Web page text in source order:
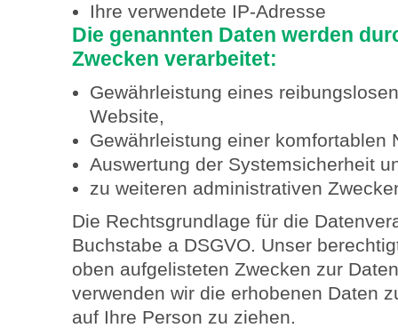
Ihre verwendete IP-Adresse
Die genannten Daten werden
Zwecken verarbeitet:
Gewährleistung eines
Website,
Gewährleistung einer komfortablen
Auswertung der Systemsicherheit
zu weiteren administrativen
Die Rechtsgrundlage für die
Buchstabe a DSGVO. Unser
oben aufgelisteten Zwecken zur
verwenden wir die erhobenen Daten
auf Ihre Person zu ziehen.